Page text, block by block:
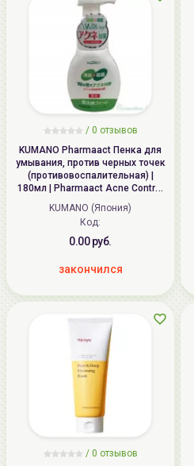
/ 0 отзывов
KUMANO Pharmaact Пенка для
умывания, против черных точек
(противовоспалительная) |
180мл | Pharmaact Acne Control
Medicated Face Foam
KUMANO (Япония)
Код:
0.00 руб.
закончился
/ 0 отзывов